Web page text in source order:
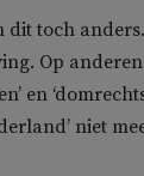
toch
Op
en
niet